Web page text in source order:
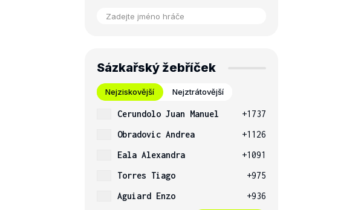
Sázkařský žebříček
Nejziskovější Nejztrátovější
Cerundolo Juan Manuel
+1737
Obradovic Andrea
+1126
Eala Alexandra
+1091
Torres Tiago
+975
Aguiard Enzo
+936